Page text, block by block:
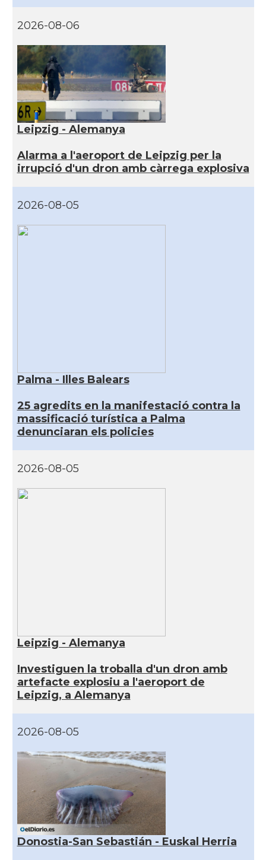
2026-08-06
Leipzig - Alemanya
Alarma a l'aeroport de Leipzig per la
irrupció d'un dron amb càrrega explosiva
2026-08-05
Palma - Illes Balears
25 agredits en la manifestació contra la
massificació turística a Palma
denunciaran els policies
2026-08-05
Leipzig - Alemanya
Investiguen la troballa d'un dron amb
artefacte explosiu a l'aeroport de
Leipzig, a Alemanya
2026-08-05
Donostia-San Sebastián - Euskal Herria